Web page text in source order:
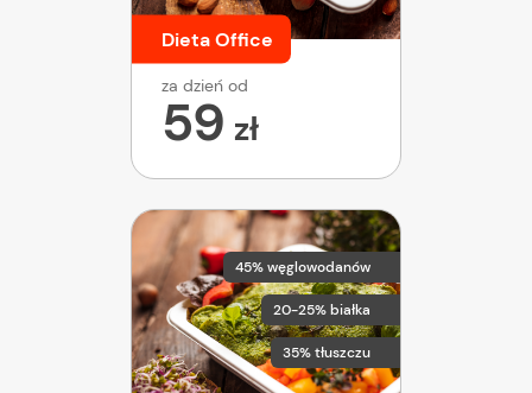
Dieta Office
za dzień od
59 zł
45% węglowodanów
20-25% białka
35% tłuszczu